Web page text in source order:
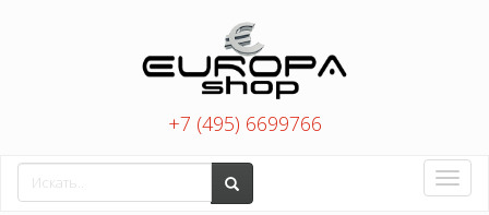
+7 (495) 6699766
Toggle